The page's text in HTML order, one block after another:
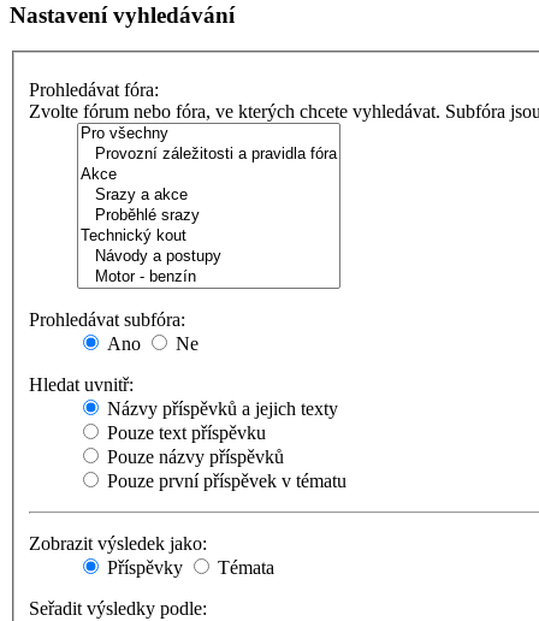
Nastavení vyhledávání
Prohledávat fóra:
Zvolte fórum nebo fóra, ve kterých chcete vyhledávat. Subfóra
Prohledávat subfóra:
Ano
Ne
Hledat uvnitř:
Názvy příspěvků a jejich texty
Pouze text příspěvku
Pouze názvy příspěvků
Pouze první příspěvek v tématu
Zobrazit výsledek jako:
Příspěvky
Témata
Seřadit výsledky podle: